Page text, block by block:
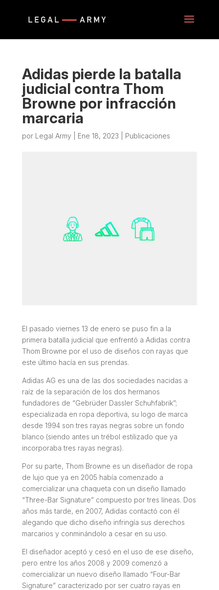
Adidas pierde la batalla
judicial contra Thom
Browne por infracción
marcaria
por Legal Army Ene 18, 2023 Publicaciones
El pasado viernes 13 de enero se puso fin a la
primera batalla judicial que enfrentó a Adidas contra
Thom Browne por el uso de diseños con rayas que
este último hacía en sus prendas.
Adidas AG es una de las dos sociedades nacidas a
raíz de la separación de los dos hermanos
fundadores de “Gebrüder Dassler Schuhfabrik”;
especializada en ropa deportiva, su logo de marca
desde 1994 son tres rayas negras sobre un fondo
blanco (siendo antes un trébol estilizado que ya
incorporaba tres rayas negras).
Por su parte, Thom Browne es un diseñador de ropa
de lujo que ya en 2005 había comenzado a
comercializar una chaqueta con un diseño llamado
“Three-Bar Signature” compuesto por tres líneas. Dos
años más tarde, en 2007, Adidas contactó con él
alegando que dicho diseño infringía sus derechos
marcarios y conminándolo a cesar en su uso.
El diseñador aceptó y cesó en el uso de ese diseño,
pero entre los años 2008 y 2009 comenzó a
comercializar un nuevo diseño llamado “Four-Bar
Signature” caracterizado por ser cuatro rayas en